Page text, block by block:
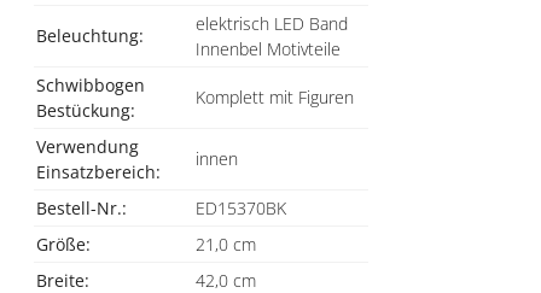
Beleuchtung:
elektrisch LED Band
Innenbel Motivteile
Schwibbogen
Bestückung:
Komplett mit Figuren
Verwendung
Einsatzbereich:
innen
Bestell-Nr.:
ED15370BK
Größe:
21,0 cm
Breite:
42,0 cm